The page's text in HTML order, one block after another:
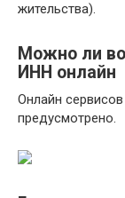
жительства).
Можно ли
ИНН онлайн
Онлайн
предусмотрено.